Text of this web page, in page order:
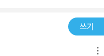
전자의 의지는 물론 생명까지
어울리는 카리스마도 갖추
는 말은 어울리지 않습니다.
한 부표가 되었다.​엄청난 여
나게 읽을 수 있었다.망망대
는 완역판 『모비딕(백경)』
고 쉽게 다가서기 어려운, 말그
고 많은 고전이 그렇듯 『모
쓰기